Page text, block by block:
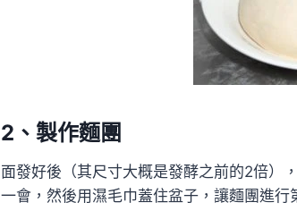
2、製作麵團
面發好後（其尺寸大概是發酵之前的2倍）
一會，然後用濕毛巾蓋住盆子，讓麵團進